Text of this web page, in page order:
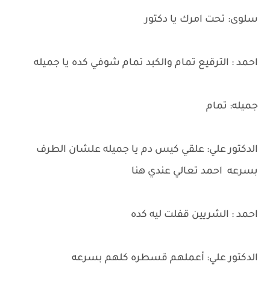
سلوى: تحت امرك يا دكتور
احمد : الترقيع تمام والكبد تمام شوفي كده يا جميله
جميله: تمام
الدكتور علي: علقي كيس دم يا جميله علشان الطرف
بسرعه احمد تعالي عندي هنا
احمد : الشريين قفلت ليه كده
الدكتور علي: أعملهم قسطره كلهم بسرعه